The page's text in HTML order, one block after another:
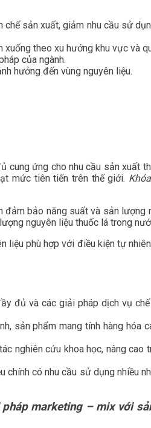
chế sản xuất, giảm nhu cầu sử
theo xu hướng khu vực và
của ngành.
hưởng đến vùng nguyên liệu.
cung ứng cho nhu cầu sản xuất
mức tiên tiến trên thế giới.
đảm bảo năng suất và sản lượng
nguyên liệu thuốc lá trong
liệu phù hợp với điều kiện tự
đủ và các giải pháp dịch vụ
sản phẩm mang tính hàng hóa
nghiên cứu khoa học, nâng cao
có nhu cầu sử dụng nhiều
pháp marketing – mix với